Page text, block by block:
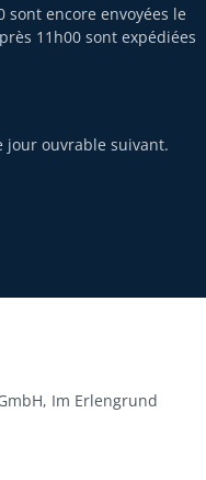
sont encore envoyées le
11h00 sont expédiées
jour ouvrable suivant.
Im Erlengrund